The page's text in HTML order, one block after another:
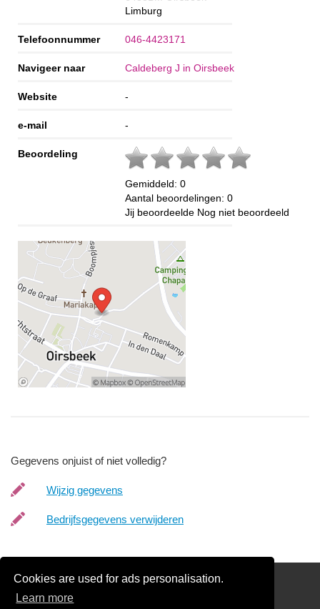
Cookies are used for ads personalisation.
Learn more
Limburg
Telefoonnummer 046-4423171
Navigeer naar Caldeberg J in Oirsbeek
Website -
e-mail -
Beoordeling
Gemiddeld: 0
Aantal beoordelingen: 0
Jij beoordeelde Nog niet beoordeeld
Gegevens onjuist of niet volledig?
Wijzig gegevens
Bedrijfsgegevens verwijderen
Schilder Offerte Aanvragen
links